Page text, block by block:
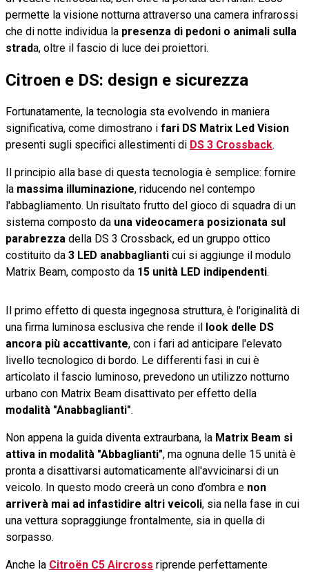
permette la visione notturna attraverso una camera infrarossi
che di notte individua la presenza di pedoni o animali sulla
strada, oltre il fascio di luce dei proiettori.
Citroen e DS: design e sicurezza
Fortunatamente, la tecnologia sta evolvendo in maniera
significativa, come dimostrano i fari DS Matrix Led Vision
presenti sugli specifici allestimenti di DS 3 Crossback.
Il principio alla base di questa tecnologia è semplice: fornire
la massima illuminazione, riducendo nel contempo
l'abbagliamento. Un risultato frutto del gioco di squadra di un
sistema composto da una videocamera posizionata sul
parabrezza della DS 3 Crossback, ed un gruppo ottico
costituito da 3 LED anabbaglianti cui si aggiunge il modulo
Matrix Beam, composto da 15 unità LED indipendenti.
Il primo effetto di questa ingegnosa struttura, è l'originalità di
una firma luminosa esclusiva che rende il look delle DS
ancora più accattivante, con i fari ad anticipare l'elevato
livello tecnologico di bordo. Le differenti fasi in cui è
articolato il fascio luminoso, prevedono un utilizzo notturno
urbano con Matrix Beam disattivato per effetto della
modalità "Anabbaglianti".
Non appena la guida diventa extraurbana, la Matrix Beam si
attiva in modalità "Abbaglianti", ma ognuna delle 15 unità è
pronta a disattivarsi automaticamente all'avvicinarsi di un
veicolo. In questo modo creerà un cono d’ombra e non
arriverà mai ad infastidire altri veicoli, sia nella fase in cui
una vettura sopraggiunge frontalmente, sia in quella di
sorpasso.
Anche la Citroën C5 Aircross riprende perfettamente